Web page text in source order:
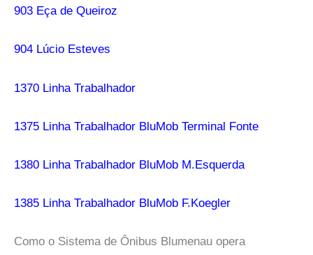
903 Eça de Queiroz
904 Lúcio Esteves
1370 Linha Trabalhador
1375 Linha Trabalhador BluMob Terminal Fonte
1380 Linha Trabalhador BluMob M.Esquerda
1385 Linha Trabalhador BluMob F.Koegler
Como o Sistema de Ônibus Blumenau opera